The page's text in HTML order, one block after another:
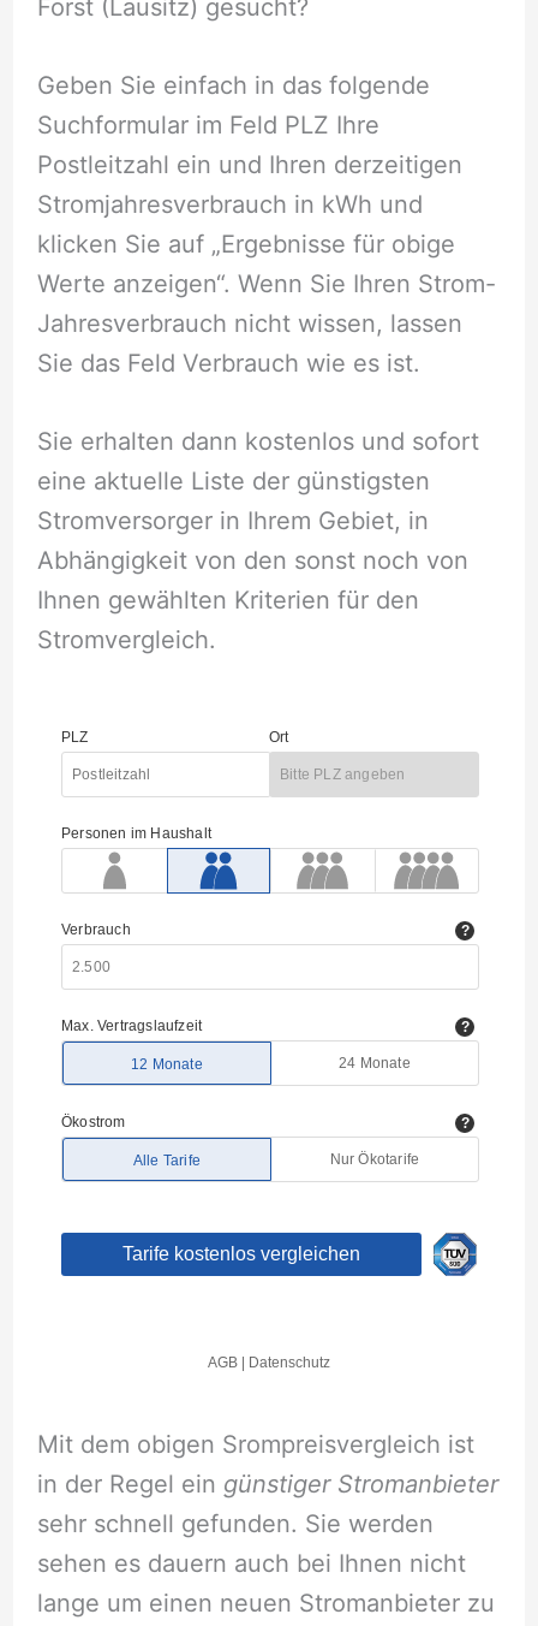
Forst (Lausitz) gesucht?
Geben Sie einfach in das folgende
Suchformular im Feld PLZ Ihre
Postleitzahl ein und Ihren derzeitigen
Stromjahresverbrauch in kWh und
klicken Sie auf „Ergebnisse für obige
Werte anzeigen“. Wenn Sie Ihren Strom-
Jahresverbrauch nicht wissen, lassen
Sie das Feld Verbrauch wie es ist.
Sie erhalten dann kostenlos und sofort
eine aktuelle Liste der günstigsten
Stromversorger in Ihrem Gebiet, in
Abhängigkeit von den sonst noch von
Ihnen gewählten Kriterien für den
Stromvergleich.
Mit dem obigen Srompreisvergleich ist
in der Regel ein günstiger Stromanbieter
sehr schnell gefunden. Sie werden
sehen es dauern auch bei Ihnen nicht
lange um einen neuen Stromanbieter zu